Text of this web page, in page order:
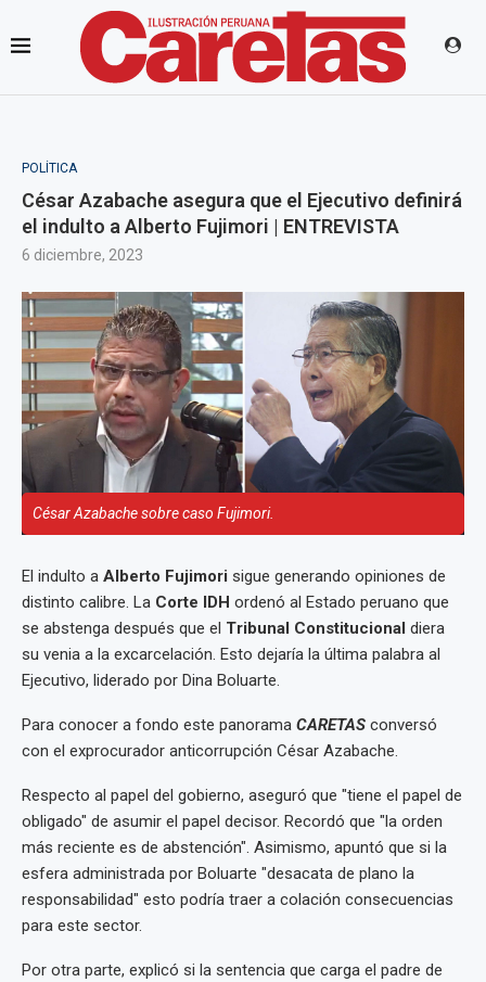
POLÍTICA
César Azabache asegura que el Ejecutivo definirá
el indulto a Alberto Fujimori | ENTREVISTA
6 diciembre, 2023
César Azabache sobre caso Fujimori.
El indulto a Alberto Fujimori sigue generando opiniones de
distinto calibre. La Corte IDH ordenó al Estado peruano que
se abstenga después que el Tribunal Constitucional diera
su venia a la excarcelación. Esto dejaría la última palabra al
Ejecutivo, liderado por Dina Boluarte.
Para conocer a fondo este panorama CARETAS conversó
con el exprocurador anticorrupción César Azabache.
Respecto al papel del gobierno, aseguró que "tiene el papel de
obligado" de asumir el papel decisor. Recordó que "la orden
más reciente es de abstención". Asimismo, apuntó que si la
esfera administrada por Boluarte "desacata de plano la
responsabilidad" esto podría traer a colación consecuencias
para este sector.
Por otra parte, explicó si la sentencia que carga el padre de